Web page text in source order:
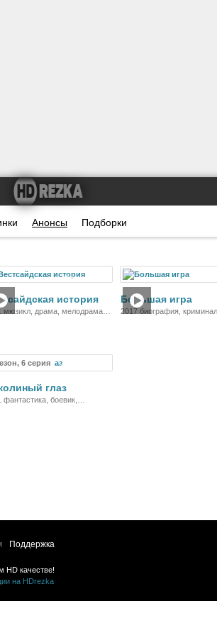
Анонсы Подборки
Фильм
история
мюзикл, драма, мелодрама,
Большая игра
2017 биография,
6 серия Сериал
глаз
фантастика, боевик,
Поддержка
качестве!
на HDrezka